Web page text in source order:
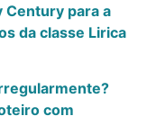
para a
da classe Lirica
com